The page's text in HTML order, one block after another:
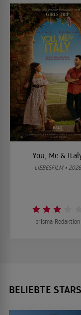
You, Me &
LIEBESFILM • 2026
prisma-Redaktion
BELIEBTE STARS